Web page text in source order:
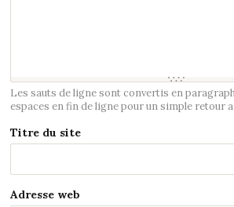
Les sauts de ligne sont convertis en
espaces en fin de ligne pour un simple retour
Titre du site
Adresse web